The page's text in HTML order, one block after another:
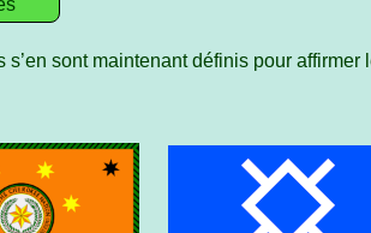
sont maintenant définis pour affirmer